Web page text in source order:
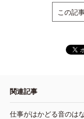
この記
関連記事
仕事がはかどる音のは